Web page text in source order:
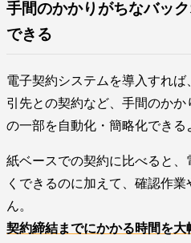
手間のかかりがちなバッ
できる
電子契約システムを導入すれ
引先との契約など、手間のか
の一部を自動化・簡略化できる
紙ベースでの契約に比べると
くできるのに加えて、確認作
ん。
契約締結までにかかる時間を大